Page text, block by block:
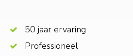
50 jaar ervaring
Professioneel